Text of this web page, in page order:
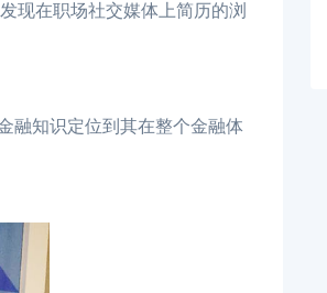
现在职场社交媒体上简历的浏
融知识定位到其在整个金融体